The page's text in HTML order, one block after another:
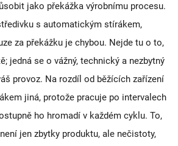
jako překážka výrobnímu procesu.
s automatickým stírákem,
za překážku je chybou. Nejde tu o to,
jedná se o vážný, technický a nezbytný
provoz. Na rozdíl od běžících zařízení
jiná, protože pracuje po intervalech
ho hromadí v každém cyklu. To,
jen zbytky produktu, ale nečistoty,